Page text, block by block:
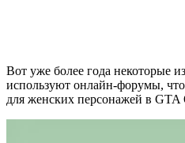
Вот уже более года некоторые
используют онлайн-форумы,
для женских персонажей в GTA